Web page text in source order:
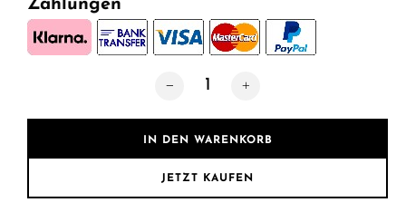
Zahlungen
Jugendzimmer Kinderzimmer
IN DEN WARENKORB
JETZT KAUFEN